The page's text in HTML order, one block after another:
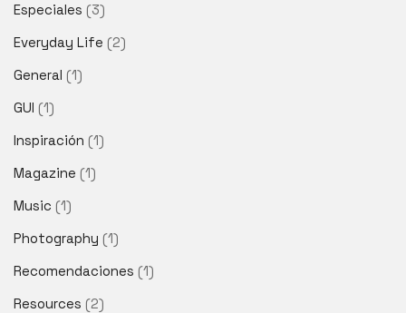
Especiales (3)
Everyday Life (2)
General (1)
GUI (1)
Inspiración (1)
Magazine (1)
Music (1)
Photography (1)
Recomendaciones (1)
Resources (2)